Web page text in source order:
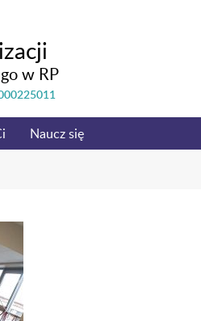
w RP
Naucz się